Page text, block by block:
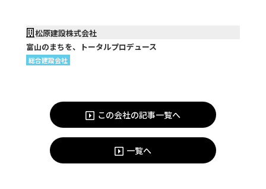
松原建設株式会社
富山のまちを、トータルプロデュース
総合建設会社
この会社の記事一覧へ
一覧へ